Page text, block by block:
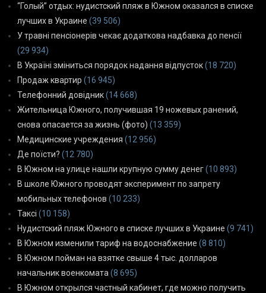
“Голый” отдых: нудистский пляж в Южном оказался в списке
лучших в Украине (39 506)
У травні пенсіонерів чекає додаткова надбавка до пенсії
(29 934)
В Україні зміниться порядок надання відпусток(18 720)
Продаж квартир (16 945)
Телефонний довідник(14 668)
Жительница Южного, получившая 19 ножевых ранений,
снова опасается за жизнь (фото) (13 359)
Медицинские учреждения (12 956)
Де поїсти? (12 780)
В Южном на улице нашли крупную сумму денег(10 893)
В школе Южного проводят эксперимент по запрету
мобильных телефонов (10 233)
Таксі (10 158)
Нудистский пляж Южного в списке лучших в Украине (9 741)
В Южном изменили тариф на водоснабжение (8 810)
В Южном пойман на взятке свыше 4 тыс. долларов
начальник военкомата (8 695)
В Южном открылся частный кабинет, где можно получить